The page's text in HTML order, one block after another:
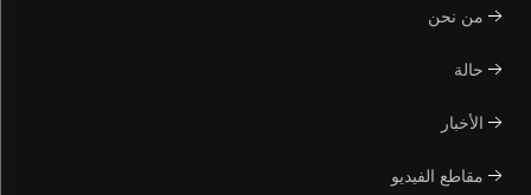
من نحن
حالة
الأخبار
مقاطع الفيديو